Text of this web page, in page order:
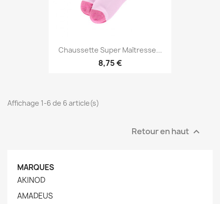
Chaussette Super Maîtresse...
8,75 €
Affichage 1-6 de 6 article(s)
Retour en haut 
MARQUES
AKINOD
AMADEUS